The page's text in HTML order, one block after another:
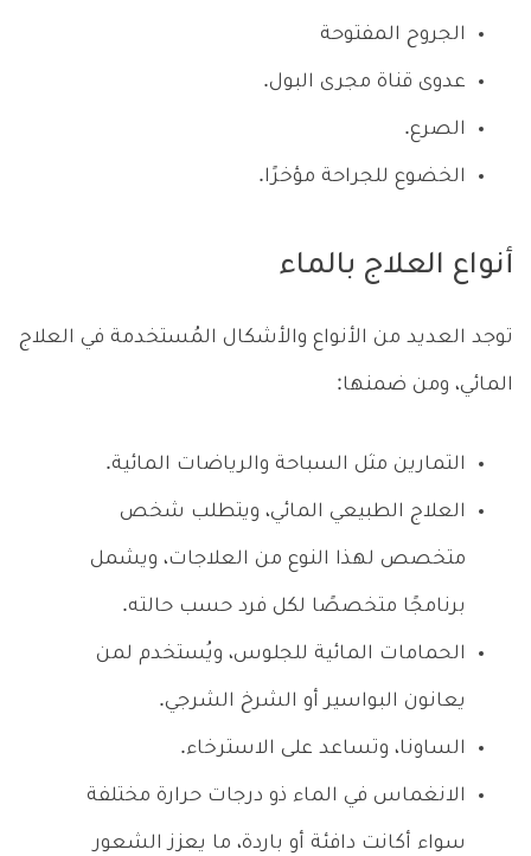
الجروح المفتوحة
عدوى قناة مجرى البول.
الصرع.
الخضوع للجراحة مؤخرًا.
أنواع العلاج بالماء
توجد العديد من الأنواع والأشكال المُستخدمة في العلاج
المائي، ومن ضمنها:
التمارين مثل السباحة والرياضات المائية.
العلاج الطبيعي المائي، ويتطلب شخص
متخصص لهذا النوع من العلاجات، ويشمل
برنامجًا متخصصًا لكل فرد حسب حالته.
الحمامات المائية للجلوس، ويُستخدم لمن
يعانون البواسير أو الشرخ الشرجي.
الساونا، وتساعد على الاسترخاء.
الانغماس في الماء ذو درجات حرارة مختلفة
سواء أكانت دافئة أو باردة، ما يعزز الشعور